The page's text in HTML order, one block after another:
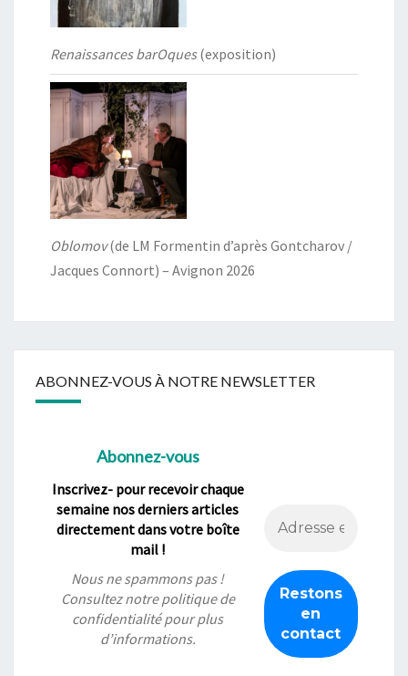
Renaissances barOques(exposition)
Oblomov(de LM Formentin d’après Gontcharov /
Jacques Connort) – Avignon 2026
ABONNEZ-VOUS À NOTRE NEWSLETTER
Abonnez-vous
Inscrivez- pour recevoir chaque
semaine nos derniers articles
directement dans votre boîte
mail !
Nous ne spammons pas !
Consultez notrepolitique de
confidentialitépour plus
d’informations.